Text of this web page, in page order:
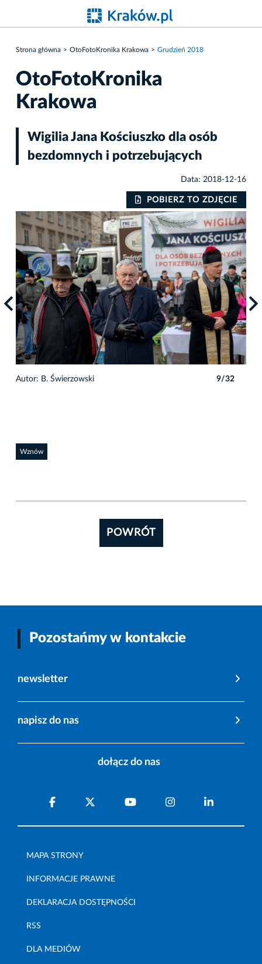
Strona główna OtoFotoKronika Krakowa Grudzień 2018
OtoFotoKronika
Krakowa
Wigilia Jana Kościuszko dla osób
bezdomnych i potrzebujących
Data: 2018-12-16
POBIERZ TO ZDJĘCIE
Autor: B. Świerzowski 9/32
Wznów
POWRÓT
Pozostańmy w kontakcie
newsletter
napisz do nas
dołącz do nas
MAPA STRONY
INFORMACJE PRAWNE
DEKLARACJA DOSTĘPNOŚCI
RSS
DLA MEDIÓW